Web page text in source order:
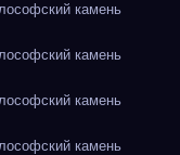
камень
камень
камень
камень